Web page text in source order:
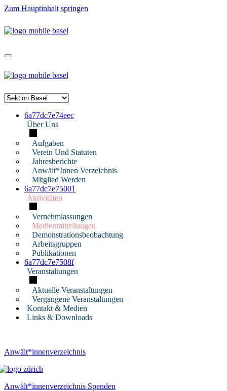
Zum Hauptinhalt springen
6a77dc7e74eec
Über Uns
Aufgaben
Verein Und Statuten
Jahresberichte
Anwält*innen Verzeichnis
Mitglied Werden
6a77dc7e75001
Aktivitäten
Vernehmlassungen
Medienmitteilungen
Demonstrationsbeobachtung
Arbeitsgruppen
Publikationen
6a77dc7e7508f
Veranstaltungen
Aktuelle Veranstaltungen
Vergangene Veranstaltungen
Kontakt & Medien
Links & Downloads
Anwält*innenverzeichnis
Anwält*innenverzeichnis Spenden